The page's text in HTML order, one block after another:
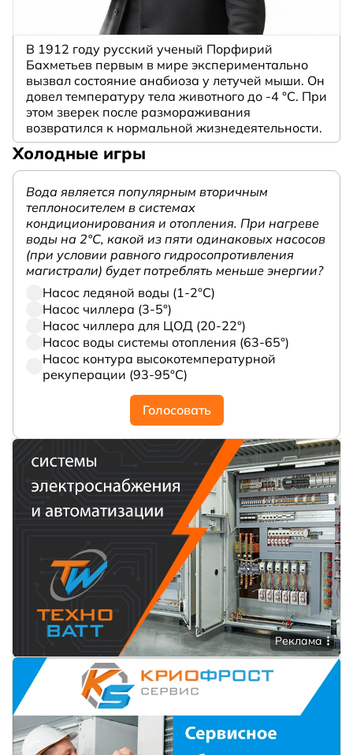
В 1912 году русский ученый Порфирий
Бахметьев первым в мире экспериментально
вызвал состояние анабиоза у летучей мыши. Он
довел температуру тела животного до -4 °C. При
этом зверек после размораживания
возвратился к нормальной жизнедеятельности.
Холодные игры
Вода является популярным вторичным
теплоносителем в системах
кондиционирования и отопления. При нагреве
воды на 2°С, какой из пяти одинаковых насосов
(при условии равного гидросопротивления
магистрали) будет потреблять меньше энергии?
Насос ледяной воды (1-2°С)
Насос чиллера (3-5°)
Насос чиллера для ЦОД (20-22°)
Насос воды системы отопления (63-65°)
Насос контура высокотемпературной
рекуперации (93-95°С)
Голосовать
Реклама